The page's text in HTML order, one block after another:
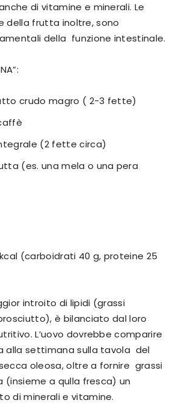
di vitamine e minerali. Le
della frutta inoltre, sono
della funzione intestinale.
crudo magro ( 2-3 fette)
(2 fette circa)
(es. una mela o una pera
(carboidrati 40 g, proteine 25
introito di lipidi (grassi
è bilanciato dal loro
L’uovo dovrebbe comparire
alla settimana sulla tavola del
oleosa, oltre a fornire grassi
(insieme a qulla fresca) un
di minerali e vitamine.